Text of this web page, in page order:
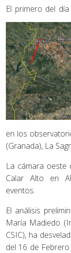
El primero del
en los
(Granada), La
La cámara oeste
Calar Alto en
eventos.
El análisis
María Madiedo
CSIC), ha
del 16 de